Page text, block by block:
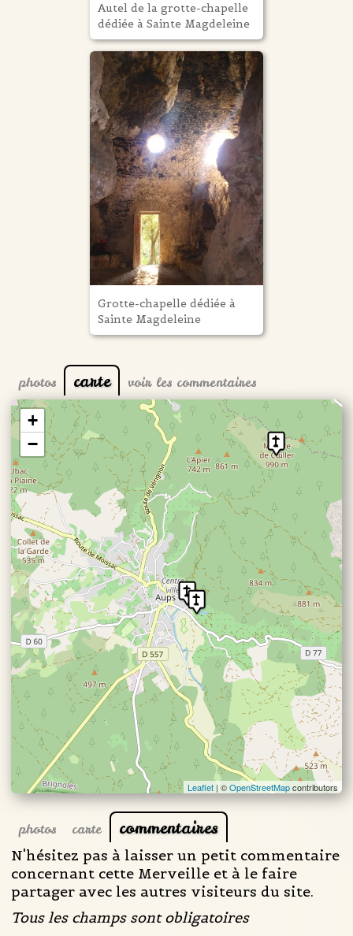
Autel de la grotte-chapelle
dédiée à Sainte Magdeleine
Grotte-chapelle dédiée à
Sainte Magdeleine
photos carte voir les commentaires
+
−
Leaflet | ©OpenStreetMapcontributors
photos carte commentaires
N'hésitez pas à laisser un petit commentaire
concernant cette Merveille et à le faire
partager avec les autres visiteurs du site.
Tous les champs sont obligatoires